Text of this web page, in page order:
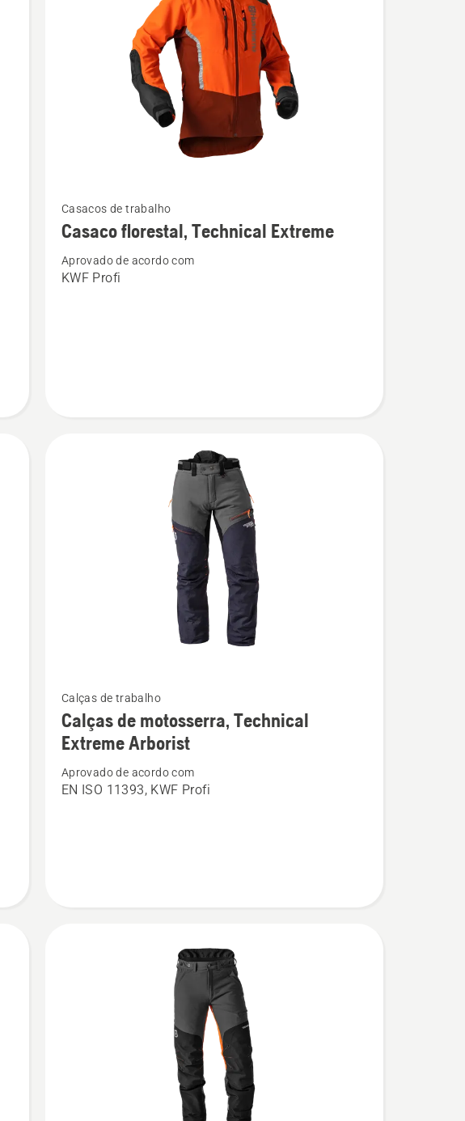
mais
detalhes
sobre
Casacos de trabalho
Casaco florestal, Technical Extreme
Aprovado de acordo com
KWF Profi
mais
detalhes
sobre
Calças
Calças de trabalho
Calças de motosserra, Technical
Extreme Arborist
Aprovado de acordo com
EN ISO 11393, KWF Profi